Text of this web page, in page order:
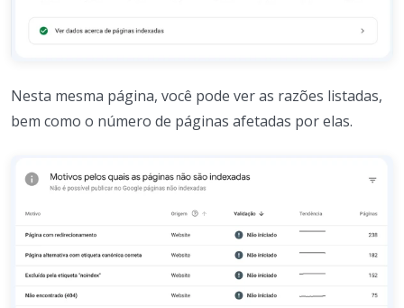
Nesta mesma página, você pode ver as razões listadas,
bem como o número de páginas afetadas por elas.